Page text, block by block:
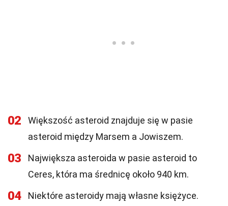
02
Większość asteroid znajduje się w pasie
asteroid między Marsem a Jowiszem.
03
Największa asteroida w pasie asteroid to
Ceres, która ma średnicę około 940 km.
04
Niektóre asteroidy mają własne księżyce.